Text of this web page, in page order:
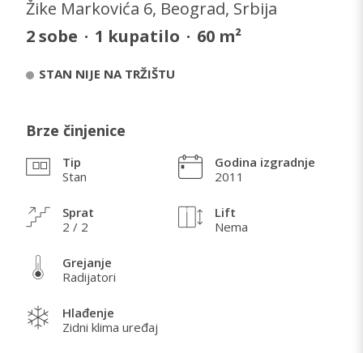
Žike Markovića 6, Beograd, Srbija
2sobe · 1 kupatilo · 60 m²
STAN NIJE NA TRŽIŠTU
Brze činjenice
Tip
Stan
Sprat
2 / 2
Godina izgradnje
2011
Lift
Nema
Grejanje
Radijatori
Hlađenje
Zidni klima uređaj